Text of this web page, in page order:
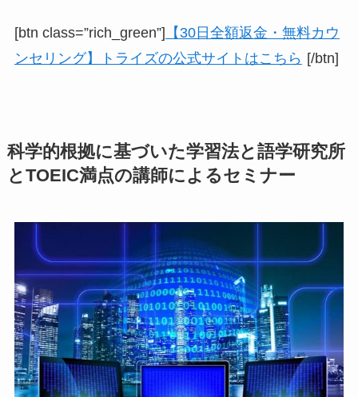
[btn class=”rich_green”] 【30日全額返金・無料カウ
ンセリング】トライズの公式サイトはこちら [/btn]
科学的根拠に基づいた学習法と語学研究所
とTOEIC満点の講師によるセミナー